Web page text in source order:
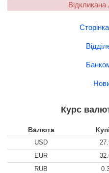
Відкликана
Курс
Валюта
USD
EUR
RUB